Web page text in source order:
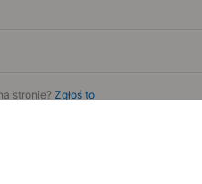
stronie?Zgłoś to